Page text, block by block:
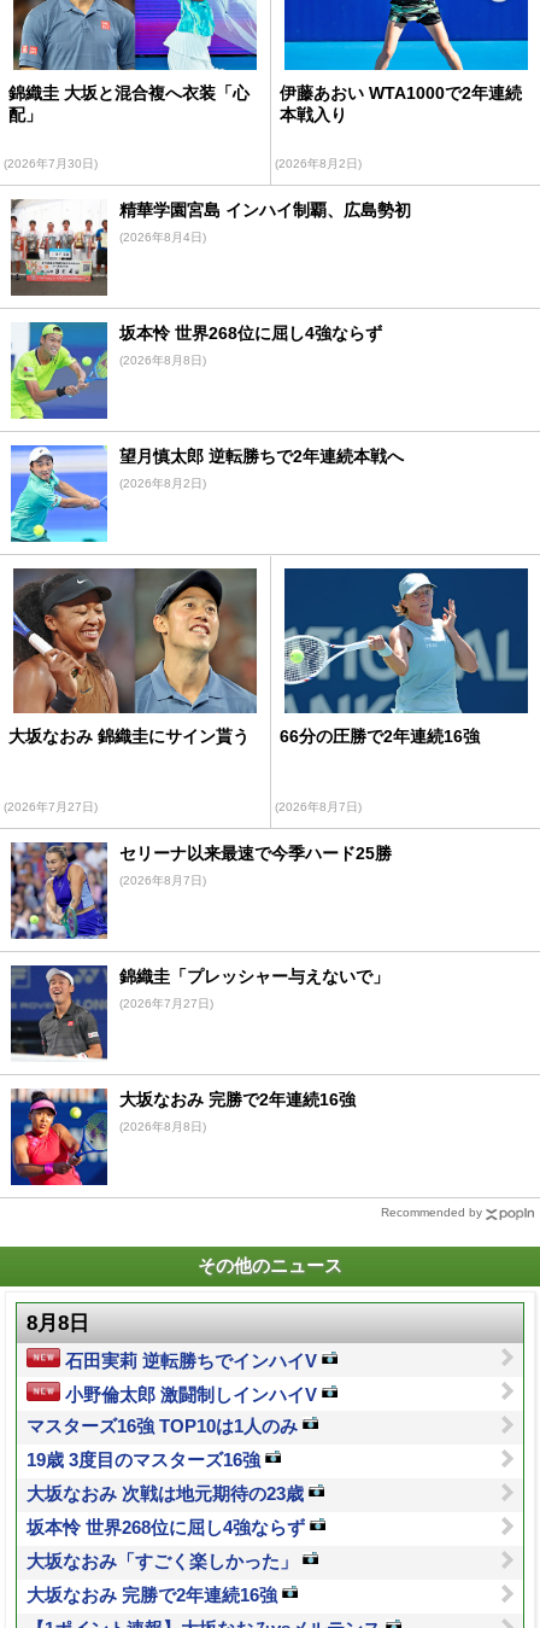
錦織圭 大坂と混合複へ衣装「心
配」
(2026年7月30日)
伊藤あおい WTA1000で2年連続
本戦入り
(2026年8月2日)
精華学園宮島 インハイ制覇、広島勢初
(2026年8月4日)
坂本怜 世界268位に屈し4強ならず
(2026年8月8日)
望月慎太郎 逆転勝ちで2年連続本戦へ
(2026年8月2日)
大坂なおみ 錦織圭にサイン貰う
(2026年7月27日)
66分の圧勝で2年連続16強
(2026年8月7日)
セリーナ以来最速で今季ハード25勝
(2026年8月7日)
錦織圭「プレッシャー与えないで」
(2026年7月27日)
大坂なおみ 完勝で2年連続16強
(2026年8月8日)
Recommended by
その他のニュース
8月8日
石田実莉 逆転勝ちでインハイV
小野倫太郎 激闘制しインハイV
マスターズ16強 TOP10は1人のみ
19歳 3度目のマスターズ16強
大坂なおみ 次戦は地元期待の23歳
坂本怜 世界268位に屈し4強ならず
大坂なおみ「すごく楽しかった」
大坂なおみ 完勝で2年連続16強